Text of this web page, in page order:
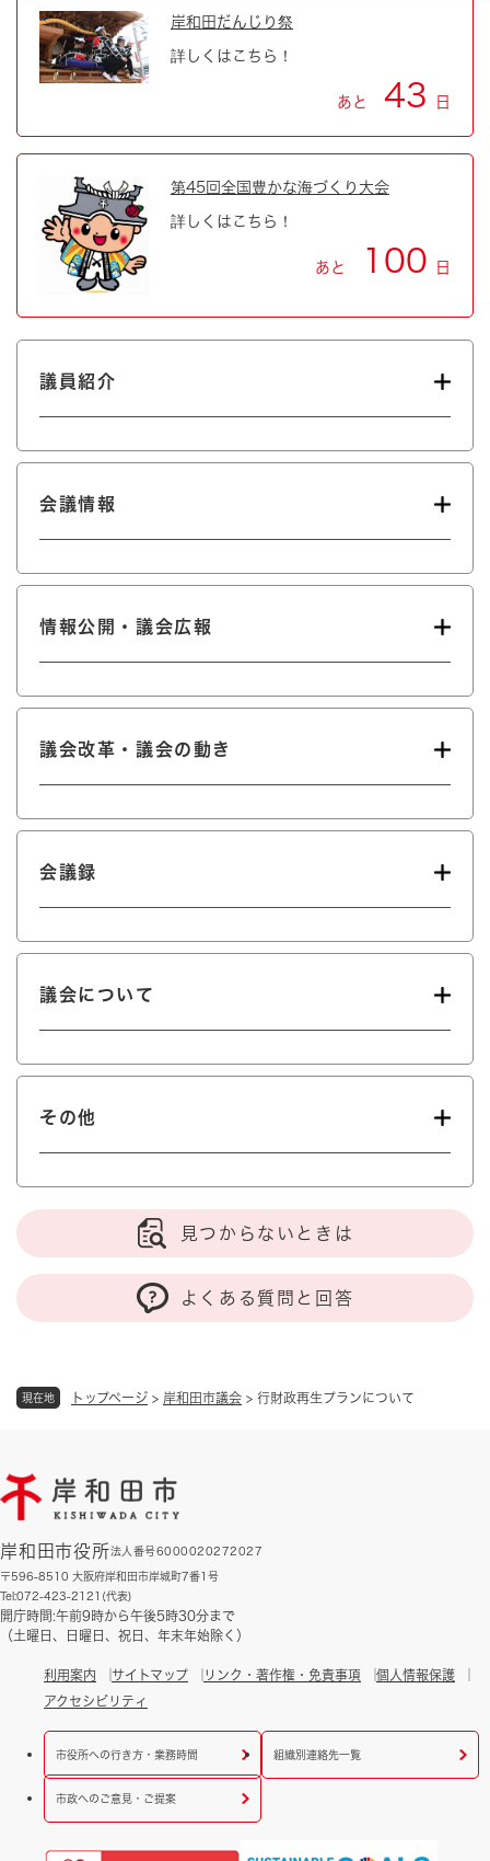
現在地 トップページ > 岸和田市議会 > 行財政再生プランについて
岸和田だんじり祭
詳しくはこちら！
あと 43 日
第45回全国豊かな海づくり大会
詳しくはこちら！
あと 100 日
議員紹介
会議情報
情報公開・議会広報
議会改革・議会の動き
会議録
議会について
その他
見つからないときは
よくある質問と回答
岸和田市役所法人番号6000020272027
〒596-8510 大阪府岸和田市岸城町7番1号
Tel:072-423-2121(代表)
開庁時間:午前9時から午後5時30分まで
（土曜日、日曜日、祝日、年末年始除く）
利用案内 サイトマップ リンク・著作権・免責事項
個人情報保護
アクセシビリティ
市役所への行き方・業務時間 組織別連絡先一覧
市政へのご意見・ご提案